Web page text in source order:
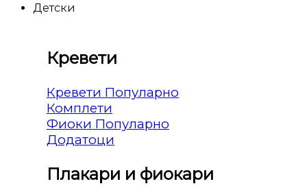
Детски
Кревети
Кревети
Комплети
Фиоки
Додатоци
Плакари и фиокари